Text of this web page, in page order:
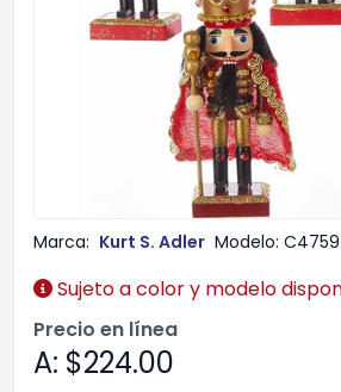
Marca: Kurt S. Adler Modelo: C4759
Sujeto a color y modelo
Precio en línea
A: $224.00